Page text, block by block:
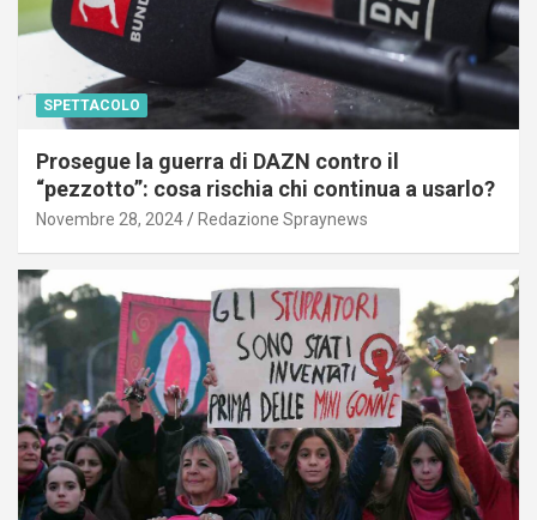
SPETTACOLO
Prosegue la guerra di DAZN contro il
“pezzotto”: cosa rischia chi continua a usarlo?
Novembre 28, 2024 Redazione Spraynews